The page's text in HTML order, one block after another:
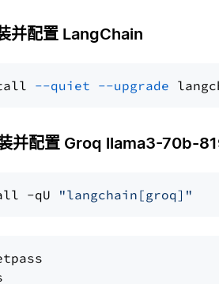
并配置 LangChain
--quiet --upgrade
并配置 Groq llama3-70b-
-qU "langchain[groq]"